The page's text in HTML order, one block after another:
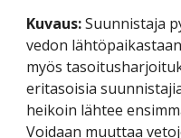
Kuvaus: Suunnistaja
vedon
myös
eritasoisia
heikoin lähtee
Voidaan muuttaa